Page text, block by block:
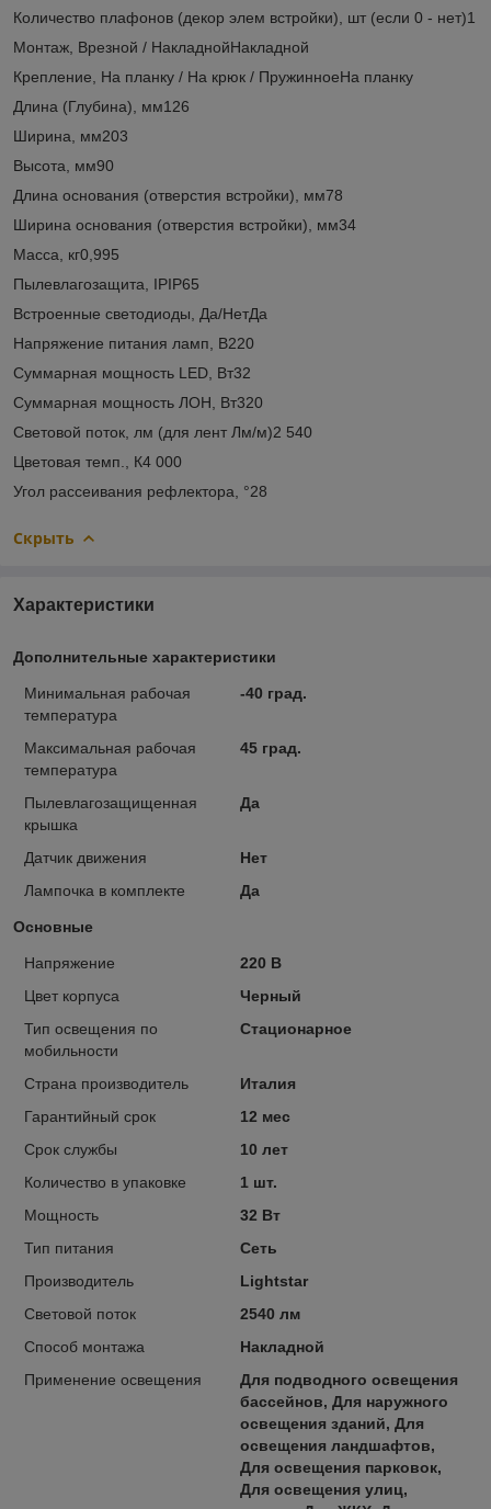
Количество плафонов (декор элем встройки), шт (если 0 - нет)1
Монтаж, Врезной / НакладнойНакладной
Крепление, На планку / На крюк / ПружинноеНа планку
Длина (Глубина), мм126
Ширина, мм203
Высота, мм90
Длина основания (отверстия встройки), мм78
Ширина основания (отверстия встройки), мм34
Масса, кг0,995
Пылевлагозащита, IPIP65
Встроенные светодиоды, Да/НетДа
Напряжение питания ламп, В220
Суммарная мощность LED, Вт32
Суммарная мощность ЛОН, Вт320
Световой поток, лм (для лент Лм/м)2 540
Цветовая темп., К4 000
Угол рассеивания рефлектора, °28
Скрыть
Характеристики
Дополнительные характеристики
Минимальная рабочая
температура
-40 град.
Максимальная рабочая
температура
45 град.
Пылевлагозащищенная
крышка
Да
Датчик движения
Нет
Лампочка в комплекте
Да
Основные
Напряжение
220 В
Цвет корпуса
Черный
Тип освещения по
мобильности
Стационарное
Страна производитель
Италия
Гарантийный срок
12 мес
Срок службы
10 лет
Количество в упаковке
1 шт.
Мощность
32 Вт
Тип питания
Сеть
Производитель
Lightstar
Световой поток
2540 лм
Способ монтажа
Накладной
Применение освещения
Для подводного освещения
бассейнов, Для наружного
освещения зданий, Для
освещения ландшафтов,
Для освещения парковок,
Для освещения улиц,